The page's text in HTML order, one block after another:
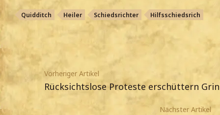
Quidditch Heiler Schiedsrichter Hilfsschiedsrich
Vorheriger Artikel
Rücksichtslose Proteste erschüttern
Nächster Artikel